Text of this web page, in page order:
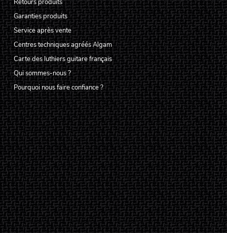
Retours produits
Garanties produits
Service après vente
Centres techniques agréés Algam
Carte des luthiers guitare français
Qui sommes-nous ?
Pourquoi nous faire confiance ?